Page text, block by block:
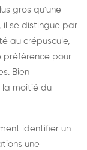
gros qu'une
il se distingue par
au crépuscule,
préférence pour
Bien
moitié du
identifier un
une